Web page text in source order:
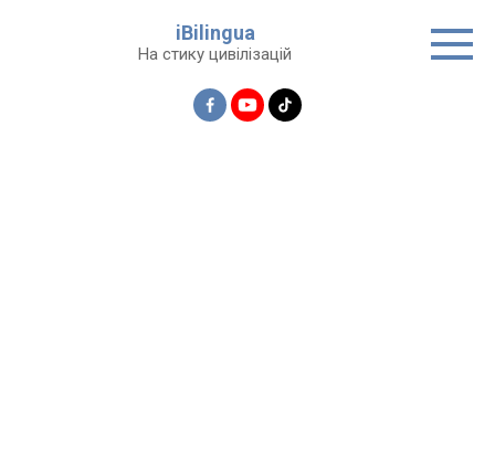
iBilingua
На стику цивілізацій